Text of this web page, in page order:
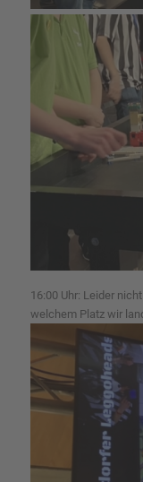
16:00 Uhr: Leider
welchem Platz wir